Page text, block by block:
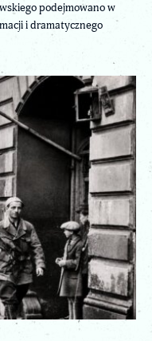
podejmowano w
i dramatycznego